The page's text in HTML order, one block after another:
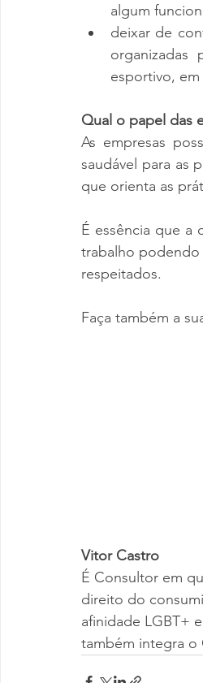
algum
deixar de
esportivo,
Qual o papel das
As empresas
saudável para as
que orienta as
É essência que a
trabalho podendo
respeitados.
Faça também a
Vitor Castro
É Consultor em
direito do
afinidade LGBT+
também integra o